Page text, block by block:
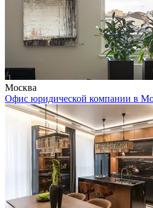
Москва
Офис юридической компании в